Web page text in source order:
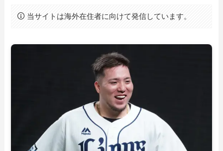
当サイトは海外在住者に向けて発信しています。